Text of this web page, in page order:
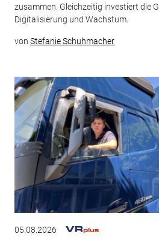
zusammen. Gleichzeitig investiert die
Digitalisierung und Wachstum.
von Stefanie Schuhmacher
05.08.2026